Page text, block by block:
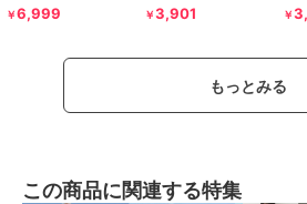
￥6,999 ￥3,901 ￥
もっとみる
この商品に関連する特集